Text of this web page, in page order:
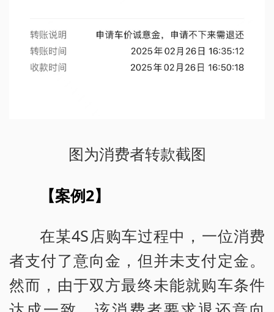
图为消费者转款截图
【案例2】
在某4S店购车过程中，一位消费
者支付了意向金，但并未支付定金。
然而，由于双方最终未能就购车条件